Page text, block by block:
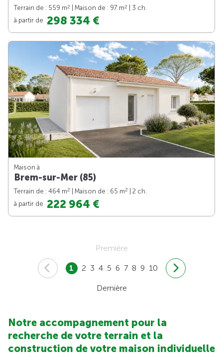
Terrain de : 559 m2 | Maison de : 97 m2
| 3 ch.
à partir de 298 334 €
Maison à
Brem-sur-Mer (85)
Terrain de : 464 m2 | Maison de : 65 m2
| 2 ch.
à partir de 222 964 €
Première
1 2 3 4 5 6 7 8 9 10
Dernière
Notre accompagnement pour la
recherche de votre terrain et la
construction de votre maison individuelle